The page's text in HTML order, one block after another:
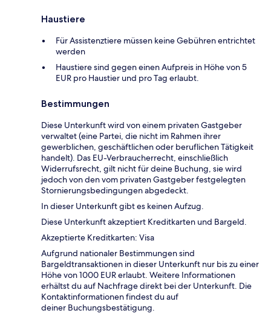
Haustiere
Für Assistenztiere müssen keine Gebühren entrichtet
werden
Haustiere sind gegen einen Aufpreis in Höhe von 5
EUR pro Haustier und pro Tag erlaubt.
Bestimmungen
Diese Unterkunft wird von einem privaten Gastgeber
verwaltet (eine Partei, die nicht im Rahmen ihrer
gewerblichen, geschäftlichen oder beruflichen Tätigkeit
handelt). Das EU-Verbraucherrecht, einschließlich
Widerrufsrecht, gilt nicht für deine Buchung, sie wird
jedoch von den vom privaten Gastgeber festgelegten
Stornierungsbedingungen abgedeckt.
In dieser Unterkunft gibt es keinen Aufzug.
Diese Unterkunft akzeptiert Kreditkarten und Bargeld.
Akzeptierte Kreditkarten: Visa
Aufgrund nationaler Bestimmungen sind
Bargeldtransaktionen in dieser Unterkunft nur bis zu einer
Höhe von 1000 EUR erlaubt. Weitere Informationen
erhältst du auf Nachfrage direkt bei der Unterkunft. Die
Kontaktinformationen findest du auf
deiner Buchungsbestätigung.